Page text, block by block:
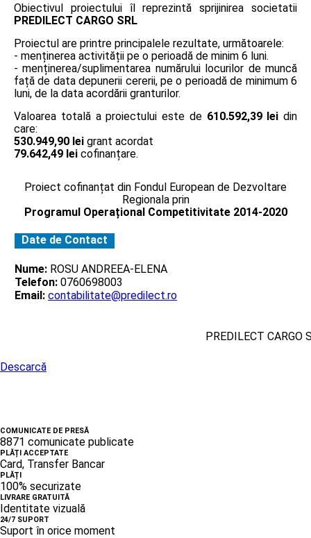
Obiectivul proiectului îl reprezintă sprijinirea societatii
PREDILECT CARGO SRL
Proiectul are printre principalele rezultate, următoarele:
- menținerea activității pe o perioadă de minim 6 luni.
- menținerea/suplimentarea numărului locurilor de muncă
față de data depunerii cererii, pe o perioadă de minimum 6
luni, de la data acordării granturilor.
Valoarea totală a proiectului este de 610.592,39 lei din
care:
530.949,90 lei grant acordat
79.642,49 lei cofinanțare.
Proiect cofinanțat din Fondul European de Dezvoltare
Regionala prin
Programul Operațional Competitivitate 2014-2020
Date de Contact
Nume: ROSU ANDREEA-ELENA
Telefon: 0760698003
Email: contabilitate@predilect.ro
PREDILECT CARGO
Descarcă
COMUNICATE DE PRESĂ
8871 comunicate publicate
PLĂȚI ACCEPTATE
Card, Transfer Bancar
PLĂȚI
100% securizate
LIVRARE GRATUITĂ
Identitate vizuală
24/7 SUPORT
Suport în orice moment